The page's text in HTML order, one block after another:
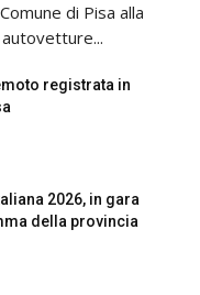
di Pisa alla
autovetture...
registrata in
2026, in gara
della provincia